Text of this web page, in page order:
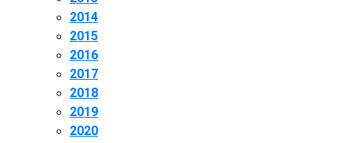
2014
2015
2016
2017
2018
2019
2020